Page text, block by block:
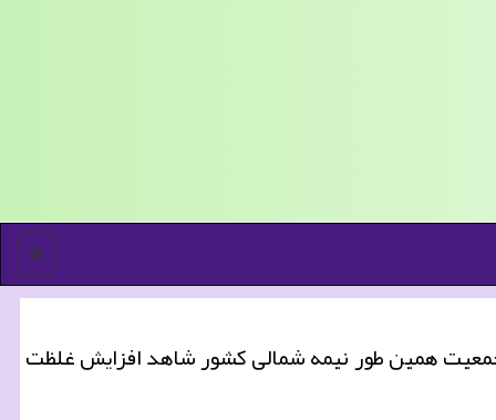
منو
همین طور نیمه شمالی کشور شاهد افزایش غلظت